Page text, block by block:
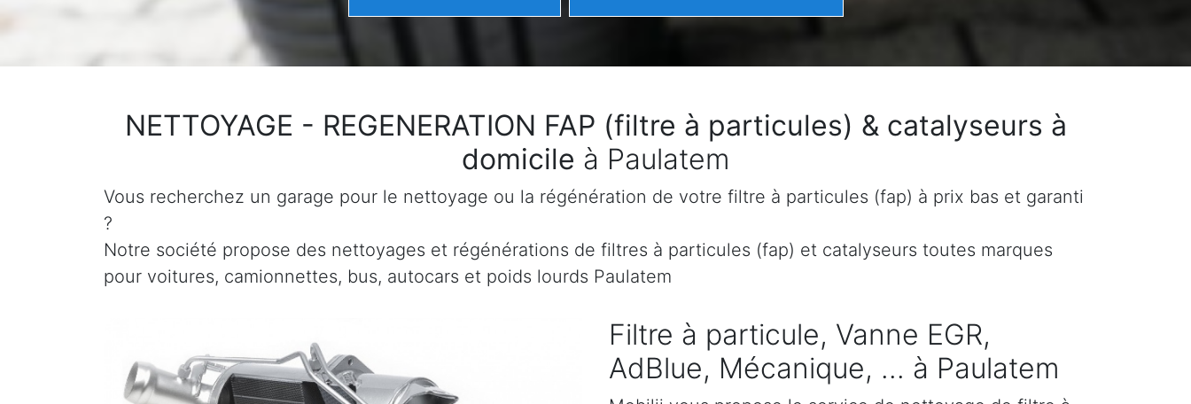
NETTOYAGE - REGENERATION FAP (filtre à particules) & catalyseurs à
domicile à Paulatem
Vous recherchez un garage pour le nettoyage ou la régénération de votre filtre à particules (fap) à prix bas et garanti
?
Notre société propose des nettoyages et régénérations de filtres à particules (fap) et catalyseurs toutes marques
pour voitures, camionnettes, bus, autocars et poids lourds Paulatem
Filtre à particule, Vanne EGR,
AdBlue, Mécanique, ... à Paulatem